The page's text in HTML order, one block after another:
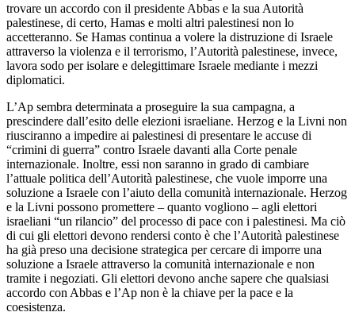
trovare un accordo con il presidente Abbas e la sua Autorità
palestinese, di certo, Hamas e molti altri palestinesi non lo
accetteranno. Se Hamas continua a volere la distruzione di Israele
attraverso la violenza e il terrorismo, l’Autorità palestinese, invece,
lavora sodo per isolare e delegittimare Israele mediante i mezzi
diplomatici.
L’Ap sembra determinata a proseguire la sua campagna, a
prescindere dall’esito delle elezioni israeliane. Herzog e la Livni non
riusciranno a impedire ai palestinesi di presentare le accuse di
“crimini di guerra” contro Israele davanti alla Corte penale
internazionale. Inoltre, essi non saranno in grado di cambiare
l’attuale politica dell’Autorità palestinese, che vuole imporre una
soluzione a Israele con l’aiuto della comunità internazionale. Herzog
e la Livni possono promettere – quanto vogliono – agli elettori
israeliani “un rilancio” del processo di pace con i palestinesi. Ma ciò
di cui gli elettori devono rendersi conto è che l’Autorità palestinese
ha già preso una decisione strategica per cercare di imporre una
soluzione a Israele attraverso la comunità internazionale e non
tramite i negoziati. Gli elettori devono anche sapere che qualsiasi
accordo con Abbas e l’Ap non è la chiave per la pace e la
coesistenza.